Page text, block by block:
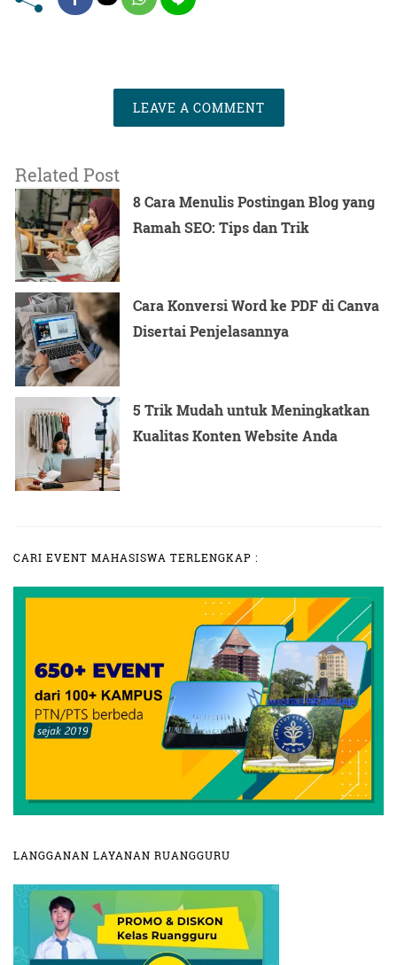
LEAVE A COMMENT
Related Post
8 Cara Menulis Postingan Blog yang
Ramah SEO: Tips dan Trik
Cara Konversi Word ke PDF di Canva
Disertai Penjelasannya
5 Trik Mudah untuk Meningkatkan
Kualitas Konten Website Anda
CARI EVENT MAHASISWA TERLENGKAP :
LANGGANAN LAYANAN RUANGGURU